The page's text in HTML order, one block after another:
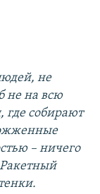
не
не на всю
где собирают
– ничего